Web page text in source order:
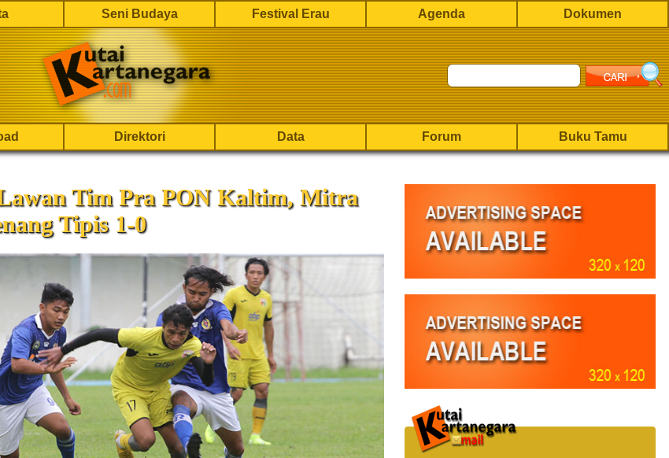
Seni Budaya Festival Erau Agenda Dokumen
Direktori Data Forum Buku Tamu
Tim Pra PON Kaltim, Mitra
Tipis 1-0